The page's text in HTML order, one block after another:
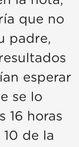
que no
padre,
esperar
se lo
16 horas
de la